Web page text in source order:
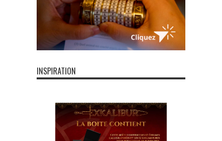
INSPIRATION